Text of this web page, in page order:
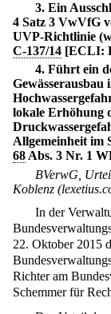
3. Ein
4 Satz 3 VwVfG
UVP-Richtlinie
C-137/14 [ECLI:
4. Führt ein
Gewässerausbau
lokale Erhöhung
Allgemeinheit im
68 Abs. 3 Nr. 1
BVerwG,
Koblenz
In der
22. Oktober 2015
Richter am
Schemmer für